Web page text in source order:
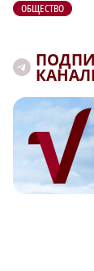
ОБЩЕСТВО